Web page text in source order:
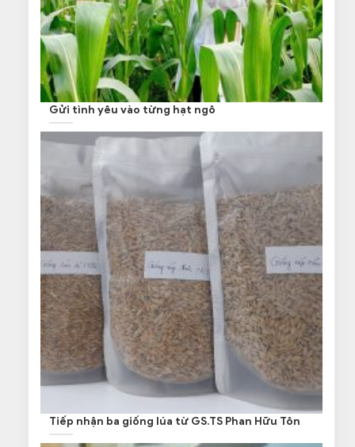
Gửi tình yêu vào từng hạt ngô
Tiếp nhận ba giống lúa từ GS.TS Phan Hữu Tôn